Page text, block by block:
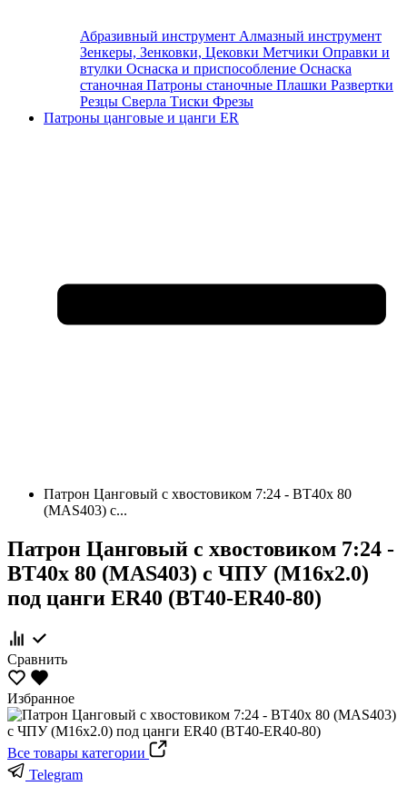
Абразивный инструмент Алмазный инструмент
Зенкеры, Зенковки, Цековки Метчики Оправки и
втулки Оснаска и приспособление Оснаска
станочная Патроны станочные Плашки Развертки
Резцы Сверла Тиски Фрезы
Патроны цанговые и цанги ER
Патрон Цанговый с хвостовиком 7:24 - BT40х 80
(MAS403) c...
Патрон Цанговый с хвостовиком 7:24 -
BT40х 80 (MAS403) c ЧПУ (М16х2.0)
под цанги ЕR40 (BT40-ER40-80)
Сравнить
Избранное
Все товары категории
Telegram